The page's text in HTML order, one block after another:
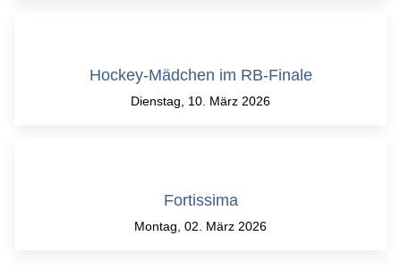
Hockey-Mädchen im RB-Finale
Dienstag, 10. März 2026
Fortissima
Montag, 02. März 2026